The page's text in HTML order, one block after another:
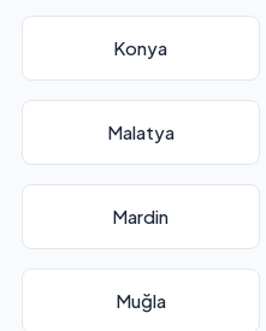
Konya
Malatya
Mardin
Muğla